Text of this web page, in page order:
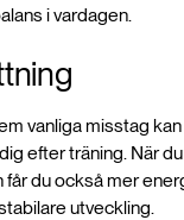
i vardagen.
vanliga misstag
efter träning. När
du också mer
utveckling.